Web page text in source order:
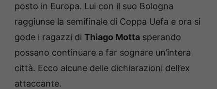
posto in Europa. Lui con il suo Bologna
raggiunse la semifinale di Coppa Uefa e ora si
gode i ragazzi di Thiago Motta sperando
possano continuare a far sognare un’intera
città. Ecco alcune delle dichiarazioni dell’ex
attaccante.